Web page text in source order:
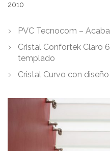
2010
PVC Tecnocom –
Cristal Confortek Claro
templado
Cristal Curvo con